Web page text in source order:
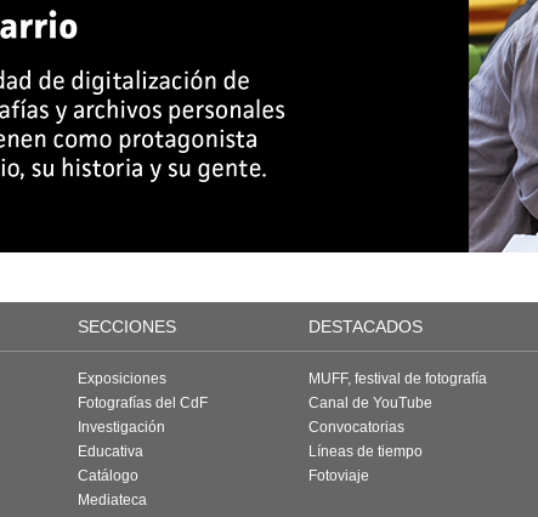
SECCIONES DESTACADOS
Exposiciones
Fotografías del CdF
Investigación
Educativa
Catálogo
Mediateca
MUFF, festival de fotografía
Canal de YouTube
Convocatorias
Líneas de tiempo
Fotoviaje